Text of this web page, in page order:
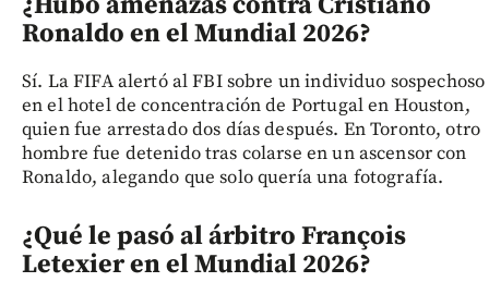
Ronaldo en el Mundial 2026?
Sí. La FIFA alertó al FBI sobre un individuo sospechoso
en el hotel de concentración de Portugal en Houston,
quien fue arrestado dos días después. En Toronto, otro
hombre fue detenido tras colarse en un ascensor con
Ronaldo, alegando que solo quería una fotografía.
¿Qué le pasó al árbitro François
Letexier en el Mundial 2026?